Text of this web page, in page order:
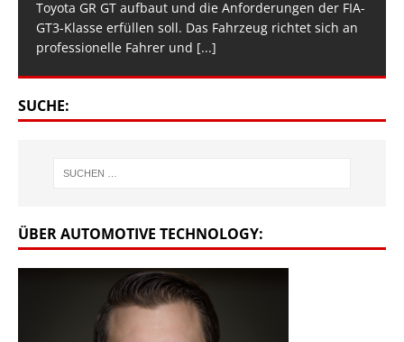
Toyota GR GT aufbaut und die Anforderungen der FIA-
GT3-Klasse erfüllen soll. Das Fahrzeug richtet sich an
professionelle Fahrer und [...]
SUCHE:
ÜBER AUTOMOTIVE TECHNOLOGY: